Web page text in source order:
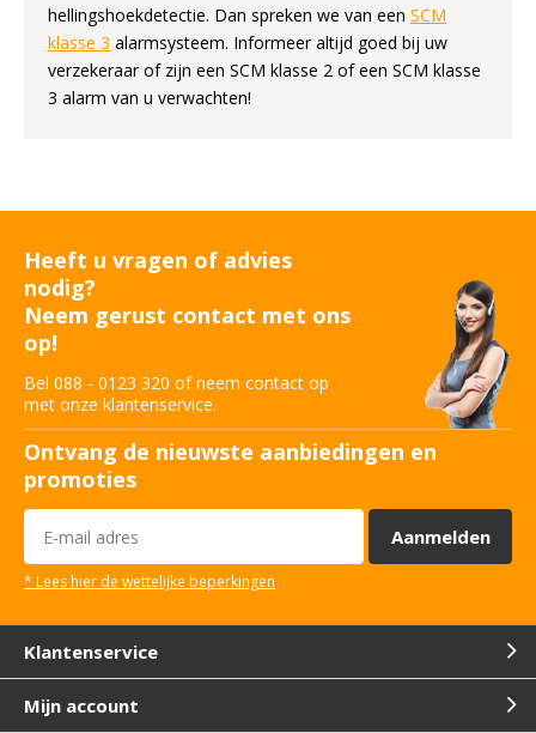
hellingshoekdetectie. Dan spreken we van een SCM
klasse 3 alarmsysteem. Informeer altijd goed bij uw
verzekeraar of zijn een SCM klasse 2 of een SCM klasse
3 alarm van u verwachten!
Heeft u vragen of advies
nodig?
Neem gerust contact met ons
op!
Bel 088 - 0123 320 of neem contact op
met onze klantenservice.
Ontvang de nieuwste aanbiedingen en
promoties
Aanmelden
* Lees hier de wettelijke beperkingen
Klantenservice
Mijn account